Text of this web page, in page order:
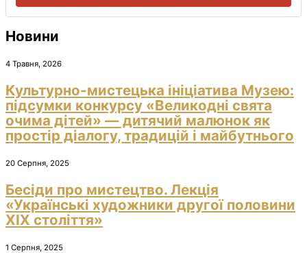
Новини
4 Травня, 2026
Культурно-мистецька ініціатива Музею:
підсумки конкурсу «Великодні свята
очима дітей» — дитячий малюнок як
простір діалогу, традицій і майбутнього
20 Серпня, 2025
Бесіди про мистецтво. Лекція
«Українські художники другої половини
ХІХ століття»
1 Серпня, 2025